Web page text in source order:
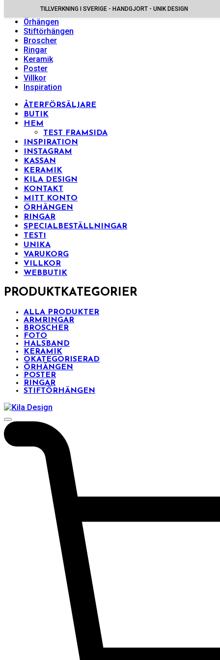
Halsband
Örhängen
Stiftörhängen
Broscher
Ringar
Keramik
Poster
Villkor
Inspiration
ÅTERFÖRSÄLJARE
BUTIK
HEM
TEST FRAMSIDA
INSPIRATION
INSTAGRAM
KASSAN
KERAMIK
KILA DESIGN
KONTAKT
MITT KONTO
ÖRHÄNGEN
RINGAR
SPECIALBESTÄLLNINGAR
TEST1
UNIKA
VARUKORG
VILLKOR
WEBBUTIK
PRODUKTKATEGORIER
ALLA PRODUKTER
ARMRINGAR
BROSCHER
FOTO
HALSBAND
KERAMIK
OKATEGORISERAD
ÖRHÄNGEN
POSTER
RINGAR
STIFTÖRHÄNGEN
TILLVERKNING I SVERIGE - HANDGJORT - UNIK DESIGN